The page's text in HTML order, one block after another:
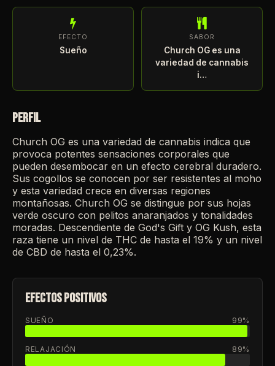
EFECTO
Sueño
SABOR
Church OG es una
variedad de cannabis
i…
PERFIL
Church OG es una variedad de cannabis indica que
provoca potentes sensaciones corporales que
pueden desembocar en un efecto cerebral duradero.
Sus cogollos se conocen por ser resistentes al moho
y esta variedad crece en diversas regiones
montañosas. Church OG se distingue por sus hojas
verde oscuro con pelitos anaranjados y tonalidades
moradas. Descendiente de God's Gift y OG Kush, esta
raza tiene un nivel de THC de hasta el 19% y un nivel
de CBD de hasta el 0,23%.
EFECTOS POSITIVOS
SUEÑO 99%
RELAJACIÓN 89%